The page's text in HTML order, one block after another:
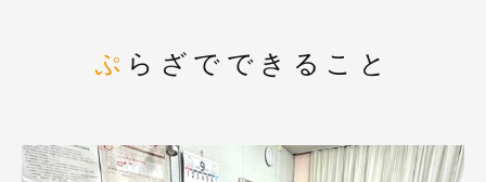
ぷらざでできること